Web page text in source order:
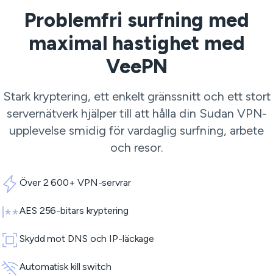
Problemfri surfning med
maximal hastighet med
VeePN
Stark kryptering, ett enkelt gränssnitt och ett stort
servernätverk hjälper till att hålla din Sudan VPN-
upplevelse smidig för vardaglig surfning, arbete
och resor.
Över 2 600+ VPN-servrar
AES 256-bitars kryptering
Skydd mot DNS och IP-läckage
Automatisk kill switch